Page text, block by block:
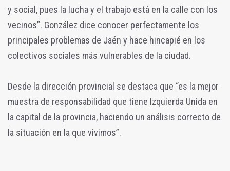
y social, pues la lucha y el trabajo está en la calle con los
vecinos”. González dice conocer perfectamente los
principales problemas de Jaén y hace hincapié en los
colectivos sociales más vulnerables de la ciudad.
Desde la dirección provincial se destaca que “es la mejor
muestra de responsabilidad que tiene Izquierda Unida en
la capital de la provincia, haciendo un análisis correcto de
la situación en la que vivimos”.